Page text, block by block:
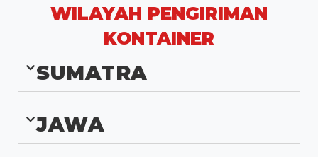
WILAYAH PENGIRIMAN
KONTAINER
SUMATRA
JAWA